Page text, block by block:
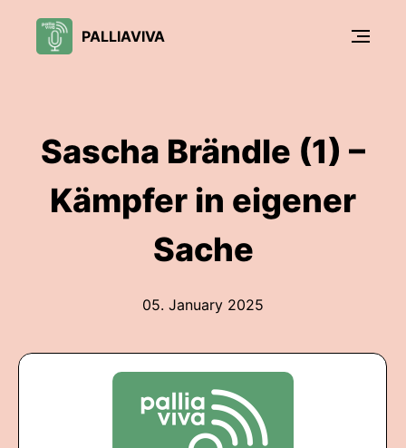
PALLIAVIVA
Sascha Brändle (1) –
Kämpfer in eigener
Sache
05. January 2025